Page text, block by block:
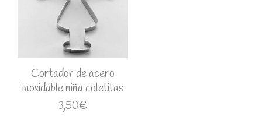
Cortador de acero
inoxidable niña coletitas
3,50€